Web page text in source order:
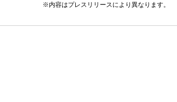
※内容はプレスリリースにより異なります。